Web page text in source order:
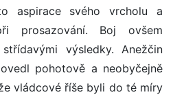
aspirace svého vrcholu a
prosazování. Boj ovšem
výsledky. Anežčin
pohotově a neobyčejně
vládcové říše byli do té míry